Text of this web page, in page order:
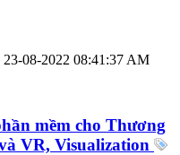
23-08-2022 08:41:37 AM
mềm cho Thương
VR, Visualization